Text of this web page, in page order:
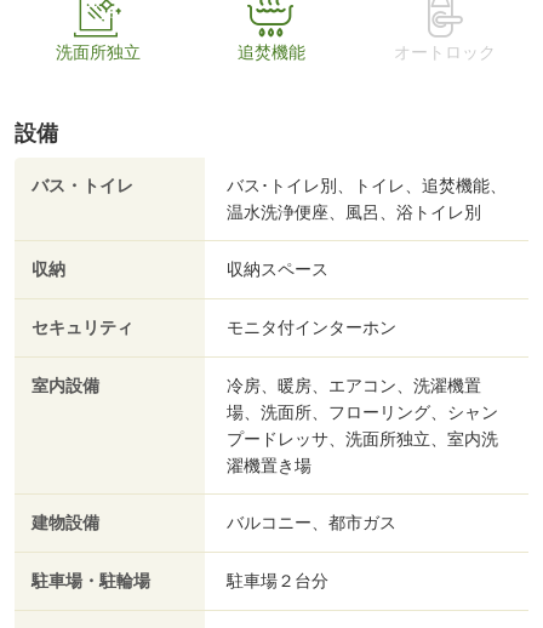
洗面所独立 追焚機能 オートロック
設備
バス・トイレ
バス･トイレ別、トイレ、追焚機能、
温水洗浄便座、風呂、浴トイレ別
収納 収納スペース
セキュリティ モニタ付インターホン
室内設備
冷房、暖房、エアコン、洗濯機置
場、洗面所、フローリング、シャン
プードレッサ、洗面所独立、室内洗
濯機置き場
建物設備 バルコニー、都市ガス
駐車場・駐輪場 駐車場２台分